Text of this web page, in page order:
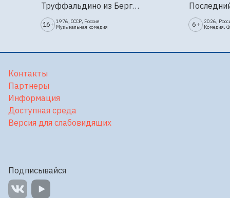
Труффальдино из Бергамо (1976г., Ленфильм, 2 серии)
16+ 1976, СССР, Россия
Музыкальная комедия
6 +
2026,
Комедия,
Контакты
Партнеры
Информация
Доступная среда
Версия для слабовидящих
Подписывайся